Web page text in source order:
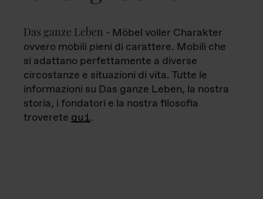
Das ganze Leben - Möbel voller Charakter
ovvero mobili pieni di carattere. Mobili che
si adattano perfettamente a diverse
circostanze e situazioni di vita. Tutte le
informazioni su Das ganze Leben, la nostra
storia, i fondatori e la nostra filosofia
troverete qui.